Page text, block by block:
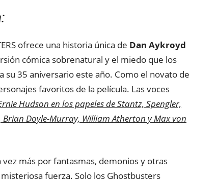
ofrece una historia única de Dan Aykroyd
cómica sobrenatural y el miedo que los
su 35 aniversario este año. Como el novato de
favoritos de la película. Las voces
Hudson en los papeles de Stantz, Spengler,
Brian Doyle-Murray, William Atherton y Max von
más por fantasmas, demonios y otras
fuerza. Solo los Ghostbusters